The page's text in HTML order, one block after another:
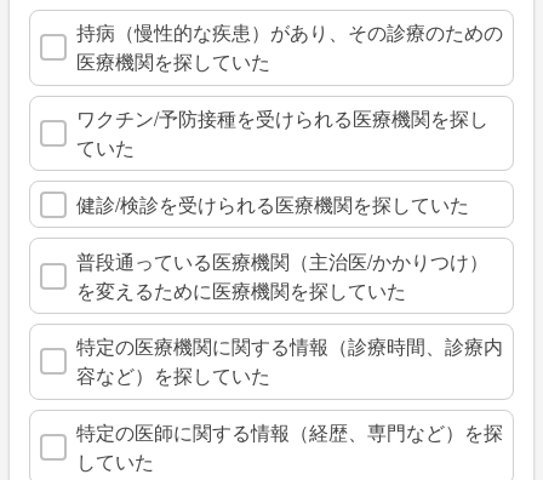
持病（慢性的な疾患）があり、その診療のための
医療機関を探していた
ワクチン/予防接種を受けられる医療機関を探し
ていた
健診/検診を受けられる医療機関を探していた
普段通っている医療機関（主治医/かかりつけ）
を変えるために医療機関を探していた
特定の医療機関に関する情報（診療時間、診療内
容など）を探していた
特定の医師に関する情報（経歴、専門など）を探
していた